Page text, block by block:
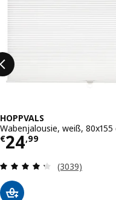
HOPPVALS
Wabenjalousie, weiß, 80x155
€24,99
Preis € 24,99
(3039)